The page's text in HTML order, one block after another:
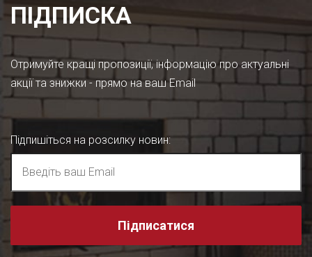
ПІДПИСКА
Отримуйте кращі пропозиції, інформацію про актуальні
акції та знижки - прямо на ваш Email
Підпишіться на розсилку новин:
Підписатися